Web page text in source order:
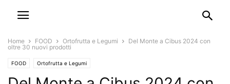
Home FOOD Ortofrutta e Legumi
Del Monte a Cibus 2024 con
oltre 30 nuovi prodotti
FOOD Ortofrutta e Legumi